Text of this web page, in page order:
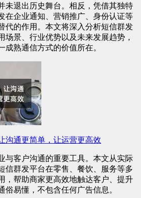
未退出历史舞台。相反，凭借其独特
在企业通知、营销推广、身份认证等
代的作用。本文将深入分析短信群发
场景、行业优势以及未来发展趋势，
成熟通信方式的价值所在。
沟通更简单，让运营更高效
与客户沟通的重要工具。本文从实际
信群发平台在零售、餐饮、服务等多
，帮助商家更高效地触达客户、提升
俗易懂，不包含任何广告信息。